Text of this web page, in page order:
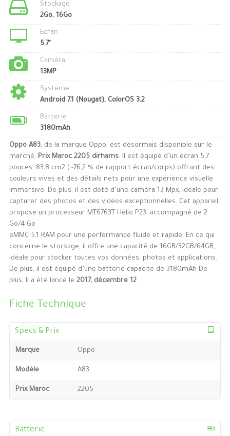
Stockage
2Go, 16Go
Ecran
5.7"
Caméra
13MP
Système
Android 7.1 (Nougat), ColorOS 3.2
Batterie
3180mAh
Oppo A83, de la marque Oppo, est désormais disponible sur le
marché, Prix Maroc 2205 dirhams. Il est équipé d’un écran 5,7
pouces, 83,8 cm2 (~76,2 % de rapport écran/corps) offrant des
couleurs vives et des détails nets pour une expérience visuelle
immersive. De plus, il est doté d’une caméra 13 Mpx, idéale pour
capturer des photos et des vidéos exceptionnelles. Cet appareil
propose un processeur MT6763T Helio P23, accompagné de 2
Go/4 Go
eMMC 5.1 RAM pour une performance fluide et rapide. En ce qui
concerne le stockage, il offre une capacité de 16GB/32GB/64GB,
idéale pour stocker toutes vos données, photos et applications.
De plus, il est équipé d’une batterie capacité de 3180mAh De
plus, Il a été lancé le 2017, décembre 12
Fiche Technique
Specs & Prix
Marque Oppo
Modèle A83
Prix Maroc 2205
Batterie